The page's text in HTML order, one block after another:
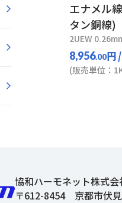
エナメル
タン銅線)
2UEW
8,956.00円
(販売単位：
協和ハーモネット株式会
〒612-8454 京都市伏